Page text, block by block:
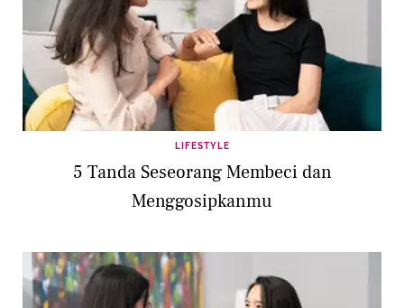
LIFESTYLE
5 Tanda Seseorang Membeci dan
Menggosipkanmu